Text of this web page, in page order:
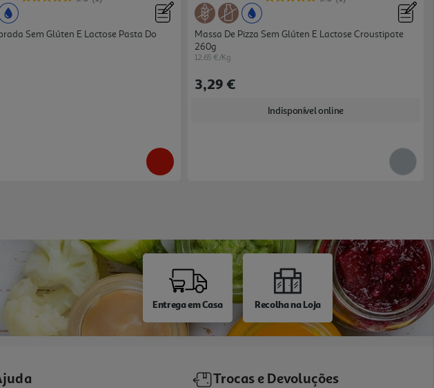
Sem Glúten E Lactose Pasta Do
from
Massa De Pizza Sem Glúten E Lactose Croustipate
260g
12.65 €/Kg
3,29 €
Indisponível online
Entrega em Casa Recolha na Loja
Trocas e Devoluções